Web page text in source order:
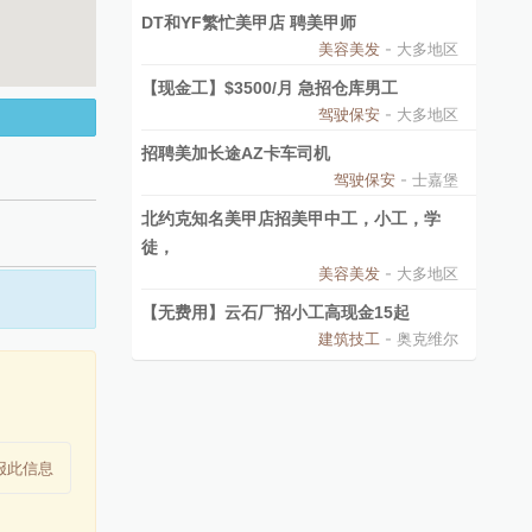
此信息
DT和YF繁忙美甲店 聘美甲师
美容美发 - 大多地区
【现金工】$3500/月 急招仓库男工
驾驶保安 - 大多地区
招聘美加长途AZ卡车司机
驾驶保安 - 士嘉堡
北约克知名美甲店招美甲中工，小工，学
徒，
美容美发 - 大多地区
【无费用】云石厂招小工高现金15起
建筑技工 - 奥克维尔